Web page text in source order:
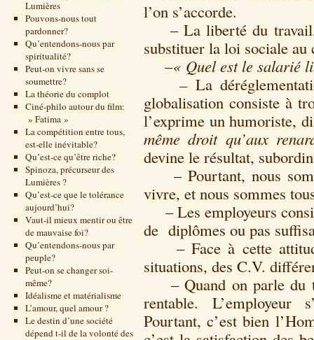
Lumières
Pouvons-nous tout
pardonner?
Qu’entendons-nous par
spiritualité?
Peut-on vivre sans se
soumettre?
La théorie du complot
Ciné-philo autour du film:
» Fatima »
La compétition entre tous,
est-elle inévitable?
Qu’est-ce qu’être riche?
Spinoza, précurseur des
Lumières ?
Qu’est-ce que le tolérance
aujourd’hui?
Vaut-il mieux mentir ou être
de mauvaise foi?
Qu’entendons-nous par
peuple?
Peut-on se changer soi-
même?
Idéalisme et matérialisme
L’amour, quel amour ?
Le destin d’une société
dépend t-il de la volonté des
l’on s’accorde.
– La liberté du travail,
substituer la loi sociale
–« Quel est le salarié
– La
globalisation consiste à
l’exprime un humoriste,
même droit qu’aux
devine le résultat,
– Pourtant, nous
vivre, et nous sommes
– Les employeurs
de diplômes ou pas
– Face à cette
situations, des C.V.
– Quand on parle du
rentable. L’employeur
Pourtant, c’est bien